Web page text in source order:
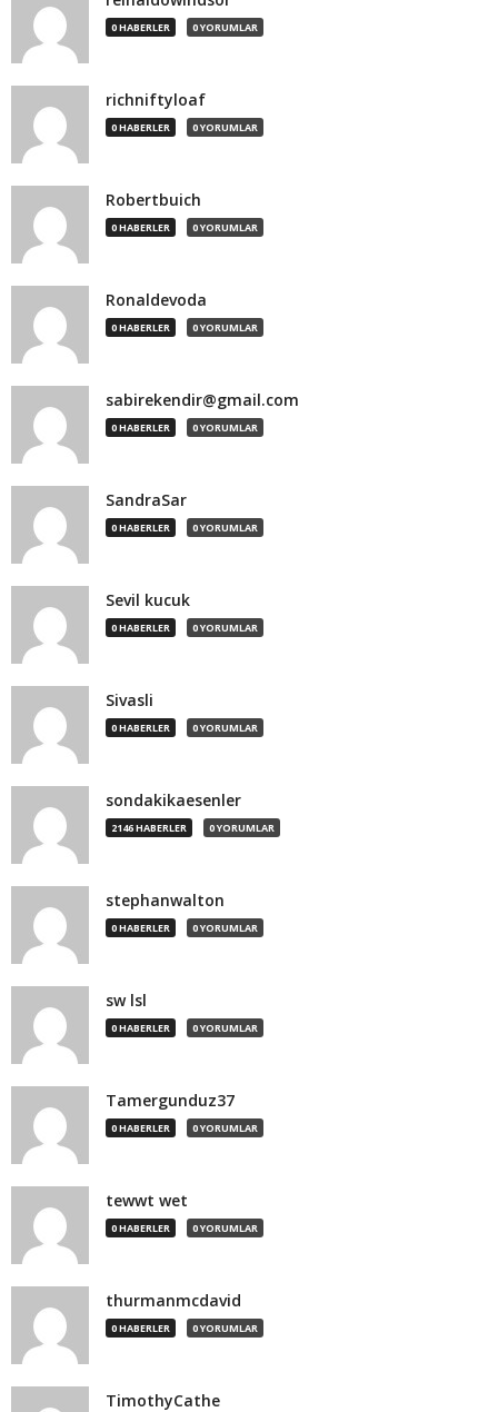
0 HABERLER 0 YORUMLAR
richniftyloaf
0 HABERLER 0 YORUMLAR
Robertbuich
0 HABERLER 0 YORUMLAR
Ronaldevoda
0 HABERLER 0 YORUMLAR
sabirekendir@gmail.com
0 HABERLER 0 YORUMLAR
SandraSar
0 HABERLER 0 YORUMLAR
Sevil kucuk
0 HABERLER 0 YORUMLAR
Sivasli
0 HABERLER 0 YORUMLAR
sondakikaesenler
2146 HABERLER 0 YORUMLAR
stephanwalton
0 HABERLER 0 YORUMLAR
sw lsl
0 HABERLER 0 YORUMLAR
Tamergunduz37
0 HABERLER 0 YORUMLAR
tewwt wet
0 HABERLER 0 YORUMLAR
thurmanmcdavid
0 HABERLER 0 YORUMLAR
TimothyCathe